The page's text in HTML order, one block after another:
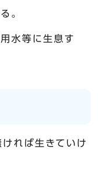
。
水等に生息す
れば生きていけ